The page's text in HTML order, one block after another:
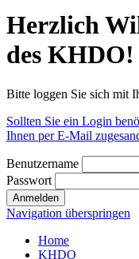
Herzlich
des KHDO!
Bitte loggen Sie sich mit
Sollten Sie ein Login
Ihnen per E-Mail
Benutzername
Passwort
Navigation überspringen
Home
KHDO